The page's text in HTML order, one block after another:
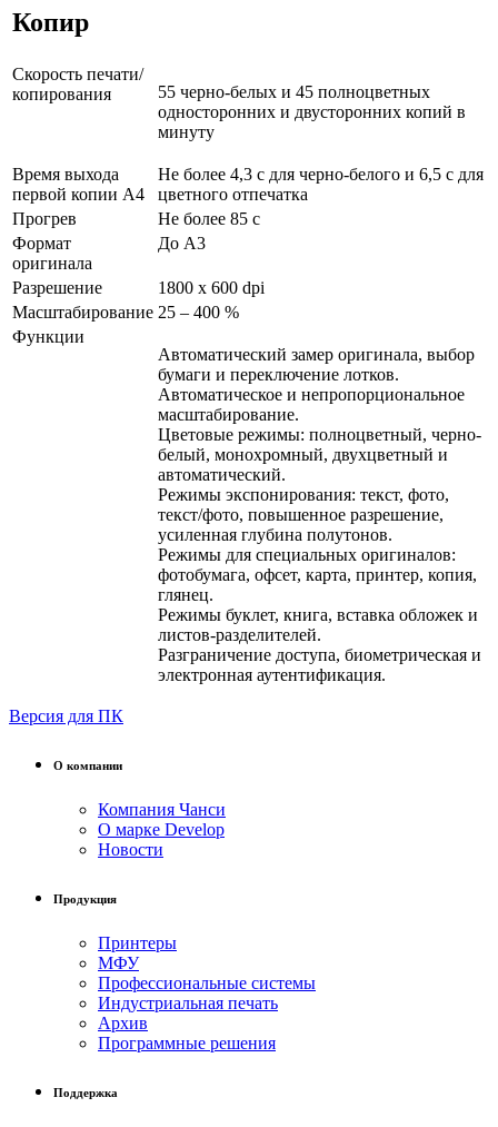
Копир
Скорость печати/
копирования
55 черно-белых и 45 полноцветных
односторонних и двусторонних копий в
минуту
Время выхода
первой копии А4
Не более 4,3 с для черно-белого и 6,5 с для
цветного отпечатка
Прогрев
Не более 85 с
Формат
оригинала
До A3
Разрешение
1800 x 600 dpi
Масштабирование 25 – 400 %
Функции
Автоматический замер оригинала, выбор
бумаги и переключение лотков.
Автоматическое и непропорциональное
масштабирование.
Цветовые режимы: полноцветный, черно-
белый, монохромный, двухцветный и
автоматический.
Режимы экспонирования: текст, фото,
текст/фото, повышенное разрешение,
усиленная глубина полутонов.
Режимы для специальных оригиналов:
фотобумага, офсет, карта, принтер, копия,
глянец.
Режимы буклет, книга, вставка обложек и
листов-разделителей.
Разграничение доступа, биометрическая и
электронная аутентификация.
Версия для ПК
О компании
Компания Чанси
О марке Develop
Новости
Продукция
Принтеры
МФУ
Профессиональные системы
Индустриальная печать
Архив
Программные решения
Поддержка